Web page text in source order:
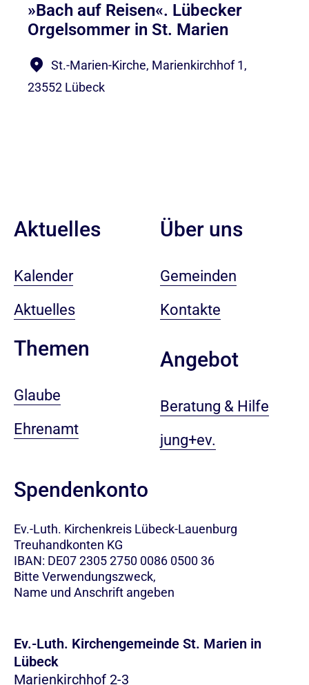
»Bach auf Reisen«. Lübecker
Orgelsommer in St. Marien
St.-Marien-Kirche, Marienkirchhof 1,
23552 Lübeck
Aktuelles
Kalender
Aktuelles
Themen
Glaube
Ehrenamt
Über uns
Gemeinden
Kontakte
Angebot
Beratung & Hilfe
jung+ev.
Spendenkonto
Ev.-Luth. Kirchenkreis Lübeck-Lauenburg
Treuhandkonten KG
IBAN: DE07 2305 2750 0086 0500 36
Bitte Verwendungszweck,
Name und Anschrift angeben
Ev.-Luth. Kirchengemeinde St. Marien in
Lübeck
Marienkirchhof 2-3